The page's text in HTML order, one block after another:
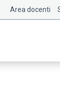
Area docenti